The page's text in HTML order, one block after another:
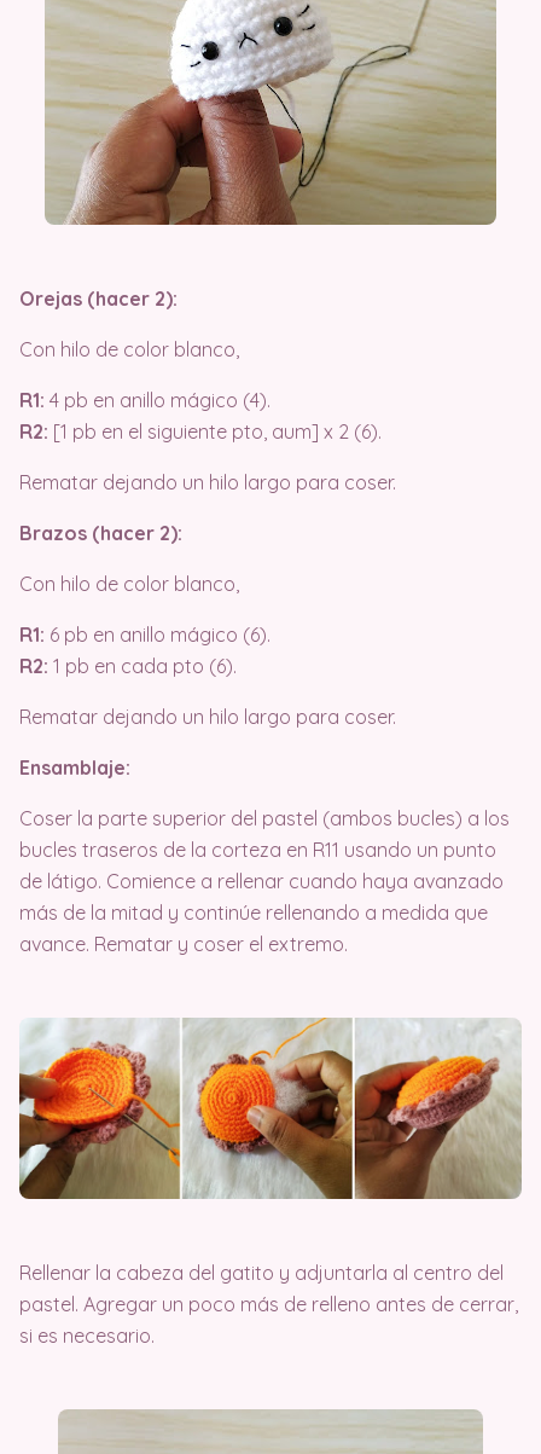
Orejas (hacer 2):
Con hilo de color blanco,
R1: 4 pb en anillo mágico (4).
R2: [1 pb en el siguiente pto, aum] x 2 (6).
Rematar dejando un hilo largo para coser.
Brazos (hacer 2):
Con hilo de color blanco,
R1: 6 pb en anillo mágico (6).
R2: 1 pb en cada pto (6).
Rematar dejando un hilo largo para coser.
Ensamblaje:
Coser la parte superior del pastel (ambos bucles) a los
bucles traseros de la corteza en R11 usando un punto
de látigo. Comience a rellenar cuando haya avanzado
más de la mitad y continúe rellenando a medida que
avance. Rematar y coser el extremo.
Rellenar la cabeza del gatito y adjuntarla al centro del
pastel. Agregar un poco más de relleno antes de cerrar,
si es necesario.